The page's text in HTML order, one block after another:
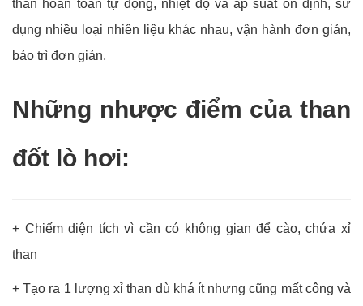
than hoàn toàn tự động, nhiệt độ và áp suất ổn định, sử
dụng nhiều loại nhiên liệu khác nhau, vận hành đơn giản,
bảo trì đơn giản.
Những nhược điểm của than
đốt lò hơi:
+ Chiếm diện tích vì cần có không gian để cào, chứa xỉ
than
+ Tạo ra 1 lượng xỉ than dù khá ít nhưng cũng mất công và